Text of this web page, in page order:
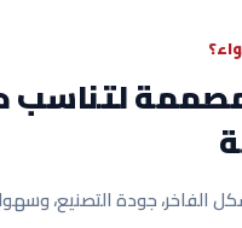
لتناسب
الفاخر، جودة التصنيع،